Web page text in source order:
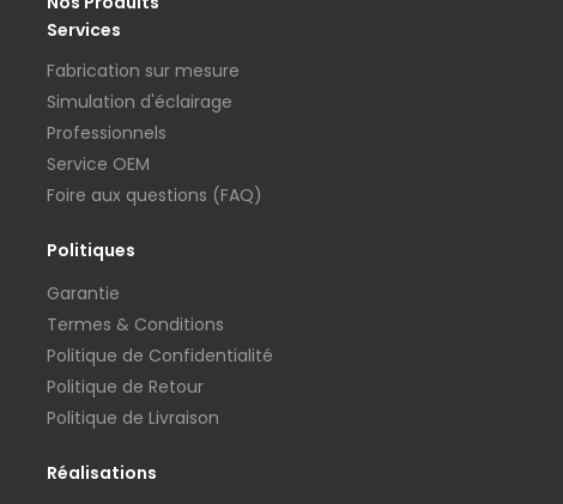
Services
Fabrication sur mesure
Simulation d'éclairage
Professionnels
Service OEM
Foire aux questions (FAQ)
Politiques
Garantie
Termes & Conditions
Politique de Confidentialité
Politique de Retour
Politique de Livraison
Réalisations